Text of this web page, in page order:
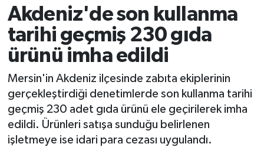
Akdeniz'de son kullanma
tarihi geçmiş 230 gıda
ürünü imha edildi
Mersin'in Akdeniz ilçesinde zabıta ekiplerinin
gerçekleştirdiği denetimlerde son kullanma tarihi
geçmiş 230 adet gıda ürünü ele geçirilerek imha
edildi. Ürünleri satışa sunduğu belirlenen
işletmeye ise idari para cezası uygulandı.
Rize Jandarma Komutanlığı
Bilim Teknoloji
Advertising news
Canlı Maç
Süper Lig Puan Durumu ve Fikstür
Tüm Manşetler
Haber Arşivi